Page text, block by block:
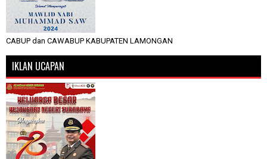
CABUP dan CAWABUP KABUPATEN LAMONGAN
IKLAN UCAPAN